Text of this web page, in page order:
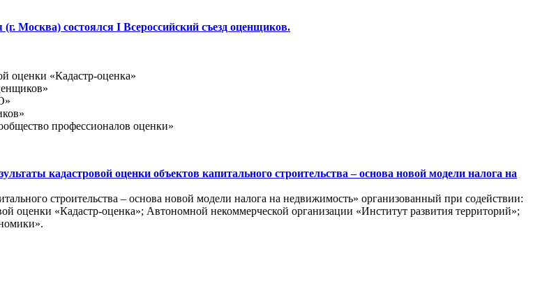
Москва) состоялся I Всероссийский съезд оценщиков.
оценки «Кадастр-оценка»
профессионалов оценки»
кадастровой оценки объектов капитального строительства – основа новой модели налога на
строительства – основа новой модели налога на недвижимость» организованный при содействии:
оценки «Кадастр-оценка»; Автономной некоммерческой организации «Институт развития территорий»;